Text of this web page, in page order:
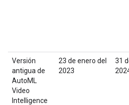
Versión
antigua de
AutoML
Video
Intelligence
23 de enero del
2023
31